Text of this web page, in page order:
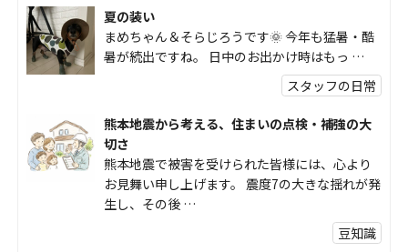
夏の装い
まめちゃん＆そらじろうです🌞 今年も猛暑・酷
暑が続出ですね。 日中のお出かけ時はもっ …
スタッフの日常
熊本地震から考える、住まいの点検・補強の大
切さ
熊本地震で被害を受けられた皆様には、心より
お見舞い申し上げます。 震度7の大きな揺れが発
生し、その後 …
豆知識